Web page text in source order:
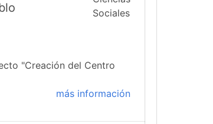
"Creación del Centro
más información